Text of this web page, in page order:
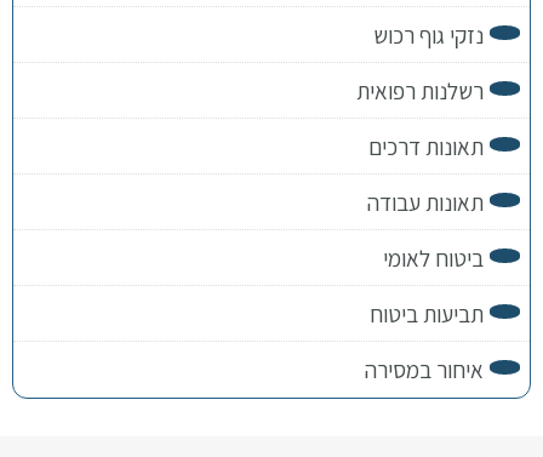
נזקי גוף רכוש
רשלנות רפואית
תאונות דרכים
תאונות עבודה
ביטוח לאומי
תביעות ביטוח
איחור במסירה